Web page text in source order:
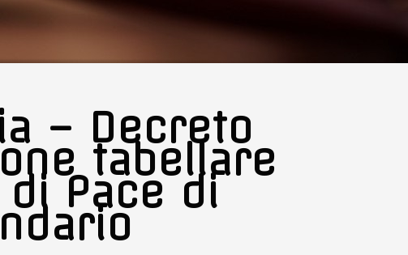
– Decreto
tabellare
Pace di